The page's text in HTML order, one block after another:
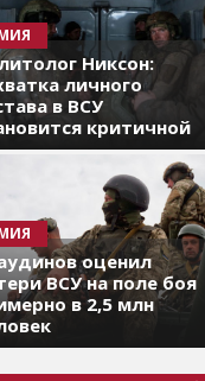
Никсон:
личного
в ВСУ
критичной
оценил
ВСУ на поле боя
в 2,5 млн